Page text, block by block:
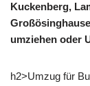
Kuckenberg,
umziehen oder
h2>Umzug für